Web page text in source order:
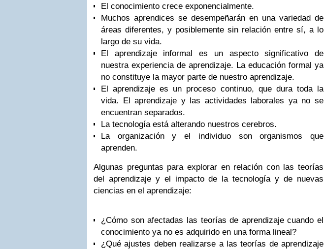
El conocimiento crece exponencialmente.
Muchos aprendices se desempeñarán en una variedad de
áreas diferentes, y posiblemente sin relación entre sí, a lo
largo de su vida.
El aprendizaje informal es un aspecto significativo de
nuestra experiencia de aprendizaje. La educación formal ya
no constituye la mayor parte de nuestro aprendizaje.
El aprendizaje es un proceso continuo, que dura toda la
vida. El aprendizaje y las actividades laborales ya no se
encuentran separados.
La tecnología está alterando nuestros cerebros.
La organización y el individuo son organismos que
aprenden.
Algunas preguntas para explorar en relación con las teorías
del aprendizaje y el impacto de la tecnología y de nuevas
ciencias en el aprendizaje:
¿Cómo son afectadas las teorías de aprendizaje cuando el
conocimiento ya no es adquirido en una forma lineal?
¿Qué ajustes deben realizarse a las teorías de aprendizaje